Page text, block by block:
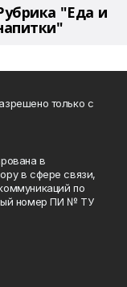
"Еда и
только с
в
в сфере связи,
по
номер ПИ № ТУ